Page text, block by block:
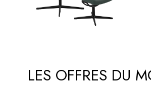
LES OFFRES DU